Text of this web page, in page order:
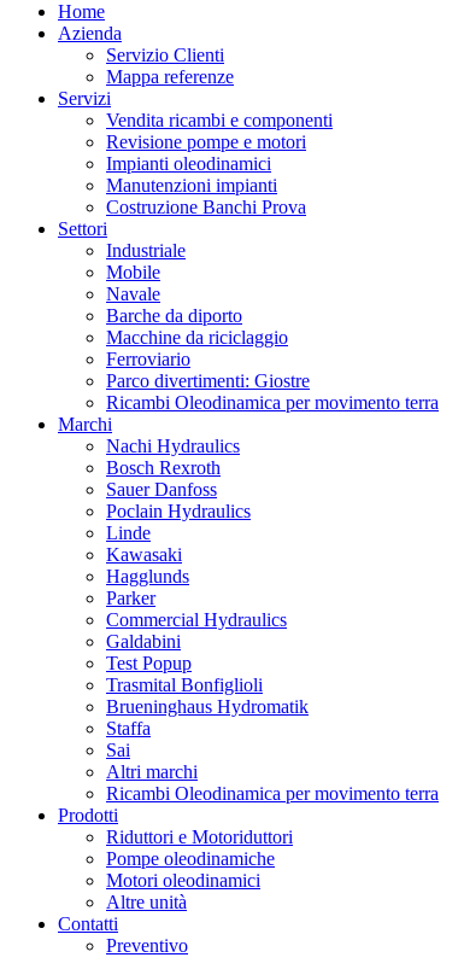
Home
Azienda
Servizio Clienti
Mappa referenze
Servizi
Vendita ricambi e componenti
Revisione pompe e motori
Impianti oleodinamici
Manutenzioni impianti
Costruzione Banchi Prova
Settori
Industriale
Mobile
Navale
Barche da diporto
Macchine da riciclaggio
Ferroviario
Parco divertimenti: Giostre
Ricambi Oleodinamica per movimento terra
Marchi
Nachi Hydraulics
Bosch Rexroth
Sauer Danfoss
Poclain Hydraulics
Linde
Kawasaki
Hagglunds
Parker
Commercial Hydraulics
Galdabini
Test Popup
Trasmital Bonfiglioli
Brueninghaus Hydromatik
Staffa
Sai
Altri marchi
Ricambi Oleodinamica per movimento terra
Prodotti
Riduttori e Motoriduttori
Pompe oleodinamiche
Motori oleodinamici
Altre unità
Contatti
Preventivo